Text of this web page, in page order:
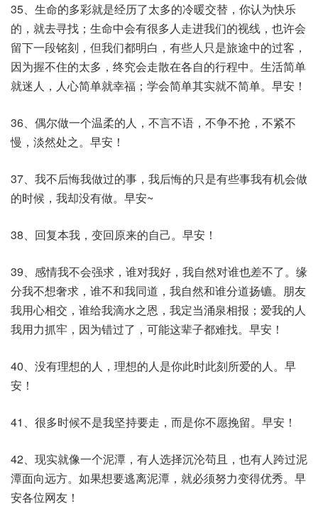
35、生命的多彩就是经历了太多的冷暖交替，你认为快乐
的，就去寻找；生命中会有很多人走进我们的视线，也许会
留下一段铭刻，但我们都明白，有些人只是旅途中的过客，
因为握不住的太多，终究会走散在各自的行程中。生活简单
就迷人，人心简单就幸福；学会简单其实就不简单。早安！
36、偶尔做一个温柔的人，不言不语，不争不抢，不紧不
慢，淡然处之。早安！
37、我不后悔我做过的事，我后悔的只是有些事我有机会做
的时候，我却没有做。早安~
38、回复本我，变回原来的自己。早安！
39、感情我不会强求，谁对我好，我自然对谁也差不了。缘
分我不想奢求，谁不和我同道，我自然和谁分道扬镳。朋友
我用心相交，谁给我滴水之恩，我定当涌泉相报；爱我的人
我用力抓牢，因为错过了，可能这辈子都难找。早安！
40、没有理想的人，理想的人是你此时此刻所爱的人。早
安！
41、很多时候不是我坚持要走，而是你不愿挽留。早安！
42、现实就像一个泥潭，有人选择沉沦苟且，也有人跨过泥
潭面向远方。如果想要逃离泥潭，就必须努力变得优秀。早
安各位网友！